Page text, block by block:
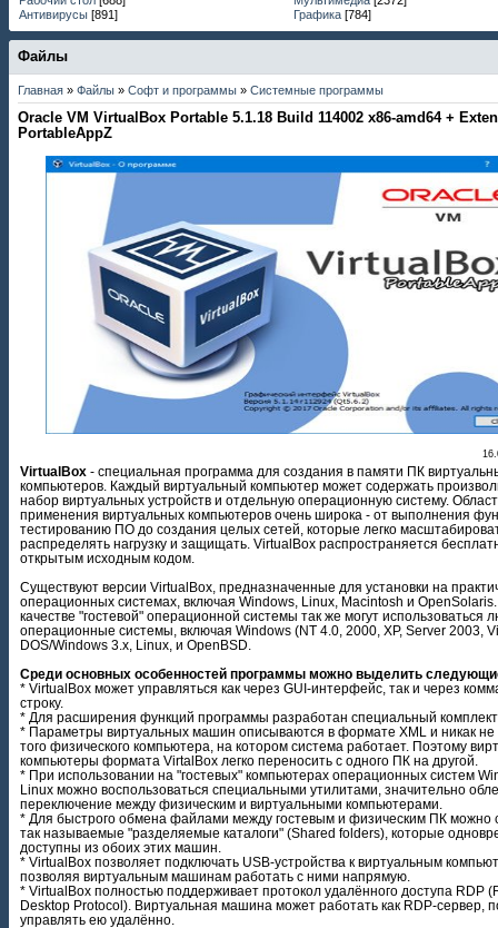
Антивирусы [891] Графика [784]
Файлы
Главная » Файлы » Софт и программы » Системные программы
Oracle VM VirtualBox Portable 5.1.18 Build 114002 x86-amd64 +
PortableAppZ
VirtualBox - специальная программа для создания в памяти ПК
компьютеров. Каждый виртуальный компьютер может содержать
набор виртуальных устройств и отдельную операционную систему.
применения виртуальных компьютеров очень широка - от выполнения
тестированию ПО до создания целых сетей, которые легко
распределять нагрузку и защищать. VirtualBox распространяется
открытым исходным кодом.
Существуют версии VirtualBox, предназначенные для установки на
операционных системах, включая Windows, Linux, Macintosh и
качестве "гостевой" операционной системы так же могут использоваться
операционные системы, включая Windows (NT 4.0, 2000, XP, Server 2003,
DOS/Windows 3.x, Linux, и OpenBSD.
Среди основных особенностей программы можно выделить
* VirtualBox может управляться как через GUI-интерфейс, так и через
строку.
* Для расширения функций программы разработан специальный
* Параметры виртуальных машин описываются в формате XML и никак не
того физического компьютера, на котором система работает. Поэтому
компьютеры формата VirtalBox легко переносить с одного ПК на другой.
* При использовании на "гостевых" компьютерах операционных систем
Linux можно воспользоваться специальными утилитами, значительно
переключение между физическим и виртуальными компьютерами.
* Для быстрого обмена файлами между гостевым и физическим ПК можно
так называемые "разделяемые каталоги" (Shared folders), которые
доступны из обоих этих машин.
* VirtualBox позволяет подключать USB-устройства к виртуальным
позволяя виртуальным машинам работать с ними напрямую.
* VirtualBox полностью поддерживает протокол удалённого доступа RDP
Desktop Protocol). Виртуальная машина может работать как RDP-сервер,
управлять ею удалённо.